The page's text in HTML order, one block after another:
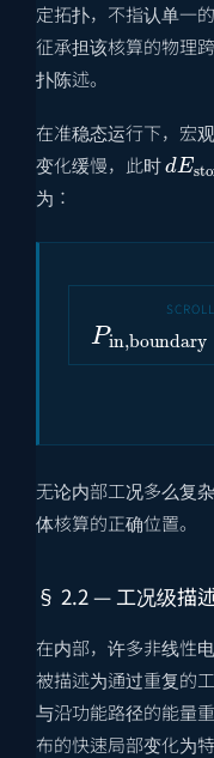
定拓扑，不指认单一
征承担该核算的物理
扑陈述。
在准稳态运行下，宏
变化缓慢，此时
d E
为：
in,
无论内部工况多么复
体核算的正确位置。
§ 2.2 — 工况级描
在内部，许多非线性
被描述为通过重复的
与沿功能路径的能量
布的快速局部变化为